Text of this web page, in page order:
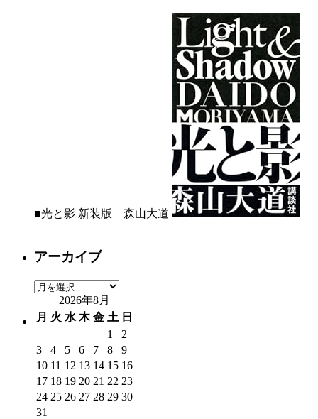
■光と影 新装版 森山大道
アーカイブ
ア
カ
ブ
2026年8月
月 火 水 木 金 土 日
1
2
3
4 5 6 7 8
9
10 11 12 13 14 15 16
17 18 19 20 21 22 23
24 25 26 27 28 29 30
31